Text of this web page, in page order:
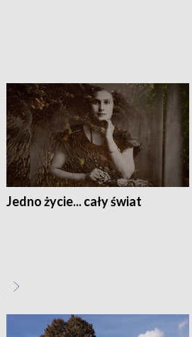
Jedno życie... cały świat